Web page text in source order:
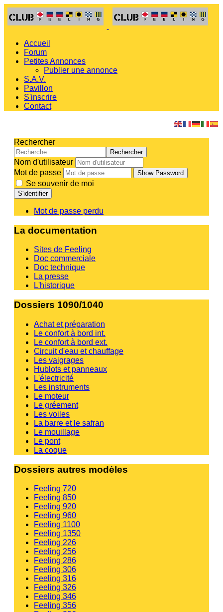
Accueil
Forum
Petites Annonces
Publier une annonce
S.A.V.
Pavillon
S'inscrire
Contact
Rechercher
Rechercher
Nom d'utilisateur
Mot de passe
Show Password
Se souvenir de moi
S'identifier
Mot de passe perdu
La documentation
Sites de Feeling
Doc commerciale
Doc technique
La presse
L'historique
Dossiers 1090/1040
Achat et préparation
Le confort à bord int.
Le confort à bord ext.
Circuit d'eau et chauffage
Les vaigrages
Hublots et panneaux
L'électricité
Les instruments
Le moteur
Le gréement
Les voiles
La barre et le safran
Le mouillage
Le pont
La coque
Dossiers autres modèles
Feeling 720
Feeling 850
Feeling 920
Feeling 960
Feeling 1100
Feeling 1350
Feeling 226
Feeling 256
Feeling 286
Feeling 306
Feeling 316
Feeling 326
Feeling 346
Feeling 356